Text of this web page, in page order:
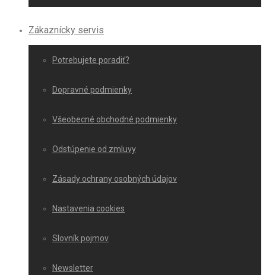
Zákaznícky servis
Potrebujete poradiť?
Dopravné podmienky
Všeobecné obchodné podmienky
Odstúpenie od zmluvy
Zásady ochrany osobných údajov
Nastavenia cookies
Slovník pojmov
Newsletter